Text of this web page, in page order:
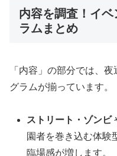
内容を調査！イ
ラムまとめ
「内容」の部分では、
グラムが揃っています。
ストリート・ゾンビ
園者を巻き込む体験
臨場感が増します。